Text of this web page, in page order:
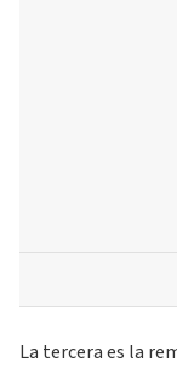
La tercera es la